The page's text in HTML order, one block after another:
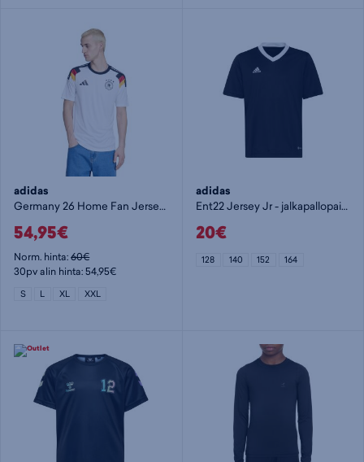
adidas
Germany 26 Home Fan Jersey - jalkapallopaita
54,95€
Norm. hinta:60€
30pv alin hinta: 54,95€
S L XL XXL
adidas
Ent22 Jersey Jr - jalkapallopaita
20€
128 140 152 164